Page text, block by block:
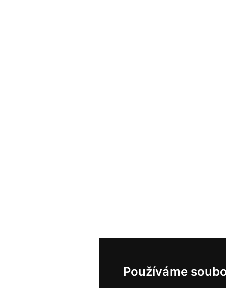
Používáme